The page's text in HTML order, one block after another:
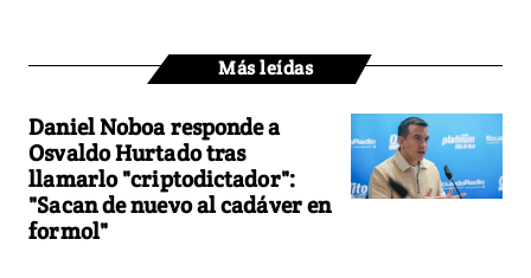
Más leídas
Daniel Noboa responde a
Osvaldo Hurtado tras
llamarlo "criptodictador":
"Sacan de nuevo al cadáver en
formol"